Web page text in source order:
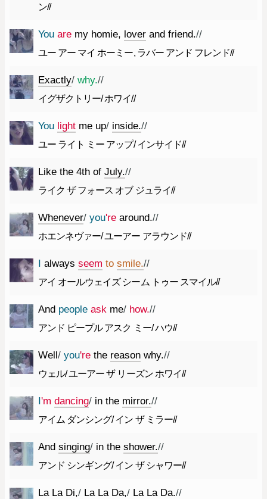
ン//
You are my homie, lover and friend.//
ユー アー マイ ホーミー, ラバー アンド フレンド//
Exactly/ why.//
イグザクトリー/ ホワイ//
You light me up/ inside.//
ユー ライト ミー アップ/ インサイド//
Like the 4th of July.//
ライク ザ フォース オブ ジュライ//
Whenever/ you're around.//
ホエンネヴァー/ ユーアー アラウンド//
I always seem to smile.//
アイ オールウェイズ シーム トゥー スマイル//
And people ask me/ how.//
アンド ピープル アスク ミー/ ハウ//
Well/ you're the reason why.//
ウェル/ ユーアー ザ リーズン ホワイ//
I'm dancing/ in the mirror.//
アイム ダンシング/ イン ザ ミラー//
And singing/ in the shower.//
アンド シンギング/ イン ザ シャワー//
La La Di,/ La La Da,/ La La Da.//